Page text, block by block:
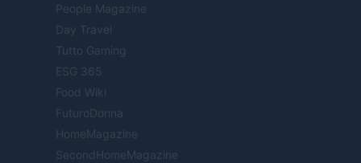
People Magazine
Day Travel
Tutto Gaming
ESG 365
Food Wiki
FuturoDonna
HomeMagazine
SecondHomeMagazine